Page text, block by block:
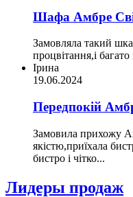
Шафа Амбре
Замовляла такий
процвітання,і
Ірина
19.06.2024
Передпокій
Замовила прихожу
якістю,приїхала
бистро і чітко...
Лидеры продаж